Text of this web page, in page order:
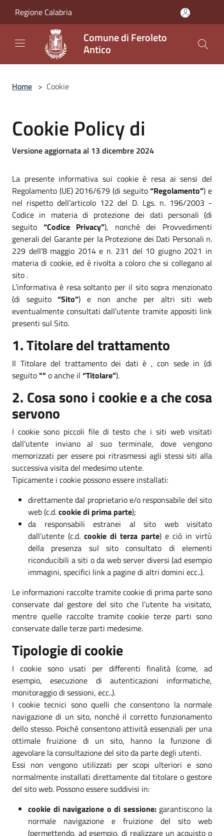
Regione Calabria
Comune di Feroleto
Antico
Home > Cookie
Cookie Policy di
Versione aggiornata al 13 dicembre 2024
La presente informativa sui cookie è resa ai sensi del
Regolamento (UE) 2016/679 (di seguito“Regolamento”) e
nel rispetto dell’articolo 122 del D. Lgs. n. 196/2003 -
Codice in materia di protezione dei dati personali (di
seguito “Codice Privacy”), nonché dei Provvedimenti
generali del Garante per la Protezione dei Dati Personali n.
229 dell’8 maggio 2014 e n. 231 del 10 giugno 2021 in
materia di cookie, ed è rivolta a coloro che si collegano al
sito .
L’informativa è resa soltanto per il sito sopra menzionato
(di seguito“Sito”) e non anche per altri siti web
eventualmente consultati dall’utente tramite appositi link
presenti sul Sito.
1. Titolare del trattamento
Il Titolare del trattamento dei dati è , con sede in (di
seguito"" o anche il “Titolare”).
2. Cosa sono i cookie e a che cosa
servono
I cookie sono piccoli file di testo che i siti web visitati
dall’utente inviano al suo terminale, dove vengono
memorizzati per essere poi ritrasmessi agli stessi siti alla
successiva visita del medesimo utente.
Tipicamente i cookie possono essere installati:
direttamente dal proprietario e/o responsabile del sito
web (c.d.cookie di prima parte);
da responsabili estranei al sito web visitato
dall’utente (c.d. cookie di terza parte) e ciò in virtù
della presenza sul sito consultato di elementi
riconducibili a siti o da web server diversi (ad esempio
immagini, specifici link a pagine di altri domini ecc..).
Le informazioni raccolte tramite cookie di prima parte sono
conservate dal gestore del sito che l’utente ha visitato,
mentre quelle raccolte tramite cookie terze parti sono
conservate dalle terze parti medesime.
Tipologie di cookie
I cookie sono usati per differenti finalità (come, ad
esempio, esecuzione di autenticazioni informatiche,
monitoraggio di sessioni, ecc..).
I cookie tecnici sono quelli che consentono la normale
navigazione di un sito, nonché il corretto funzionamento
dello stesso. Poiché consentono attività essenziali per una
ottimale fruizione di un sito, hanno la funzione di
agevolare la consultazione del sito da parte degli utenti.
Essi non vengono utilizzati per scopi ulteriori e sono
normalmente installati direttamente dal titolare o gestore
del sito web. Possono essere suddivisi in:
cookie di navigazione o di sessione:garantiscono la
normale navigazione e fruizione del sito web
(permettendo, ad esempio, di realizzare un acquisto o